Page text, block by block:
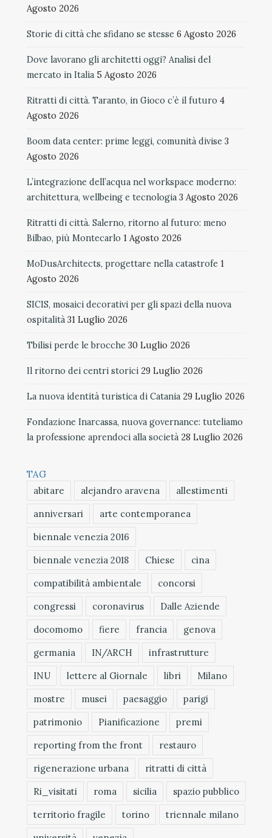
Agosto 2026
Storie di città che sfidano se stesse 6 Agosto 2026
Dove lavorano gli architetti oggi? Analisi del
mercato in Italia 5 Agosto 2026
Ritratti di città. Taranto, in Gioco c’è il futuro 4
Agosto 2026
Boom data center: prime leggi, comunità divise 3
Agosto 2026
L’integrazione dell’acqua nel workspace moderno:
architettura, wellbeing e tecnologia 3 Agosto 2026
Ritratti di città. Salerno, ritorno al futuro: meno
Bilbao, più Montecarlo 1 Agosto 2026
MoDusArchitects, progettare nella catastrofe 1
Agosto 2026
SICIS, mosaici decorativi per gli spazi della nuova
ospitalità 31 Luglio 2026
Tbilisi perde le brocche 30 Luglio 2026
Il ritorno dei centri storici 29 Luglio 2026
La nuova identità turistica di Catania 29 Luglio 2026
Fondazione Inarcassa, nuova governance: tuteliamo
la professione aprendoci alla società 28 Luglio 2026
TAG
abitare
alejandro aravena
allestimenti
anniversari
arte contemporanea
biennale venezia 2016
biennale venezia 2018
Chiese
cina
compatibilità ambientale
concorsi
congressi
coronavirus
Dalle Aziende
docomomo
fiere francia
genova
germania
IN/ARCH
infrastrutture
INU
lettere al Giornale libri
Milano
mostre
musei paesaggio
parigi
patrimonio
Pianificazione
premi
reporting from the front
restauro
rigenerazione urbana
ritratti di città
Ri_visitati
roma sicilia
spazio pubblico
territorio fragile
torino
triennale milano